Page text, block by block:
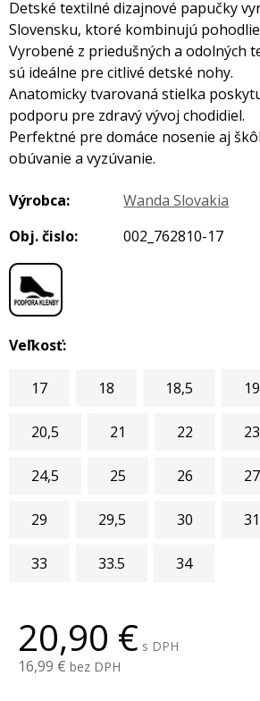
20,90 s DPH
16,99 bez DPH
Detské textilné dizajnové papučky
Slovensku, ktoré kombinujú
Vyrobené z priedušných a odolných
sú ideálne pre citlivé detské nohy.
Anatomicky tvarovaná stielka
podporu pre zdravý vývoj chodidiel.
Perfektné pre domáce nosenie aj
obúvanie a vyzúvanie.
Výrobca:
Wanda Slovakia
Obj. čislo:
002_762810-17
Veľkosť:
17 18 18,5 19
20,5 21 22 23
24,5 25 26 27
29 29,5 30 31
33 33.5 34